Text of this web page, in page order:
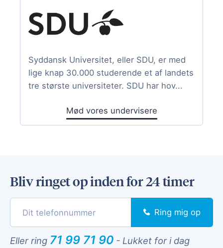
Syddansk Universitet, eller SDU, er med
lige knap 30.000 studerende et af landets
tre største universiteter. SDU har hov...
Mød vores undervisere
Bliv ringet op inden for 24 timer
Ring mig op
Eller ring 71 99 71 90 - Lukket for i dag